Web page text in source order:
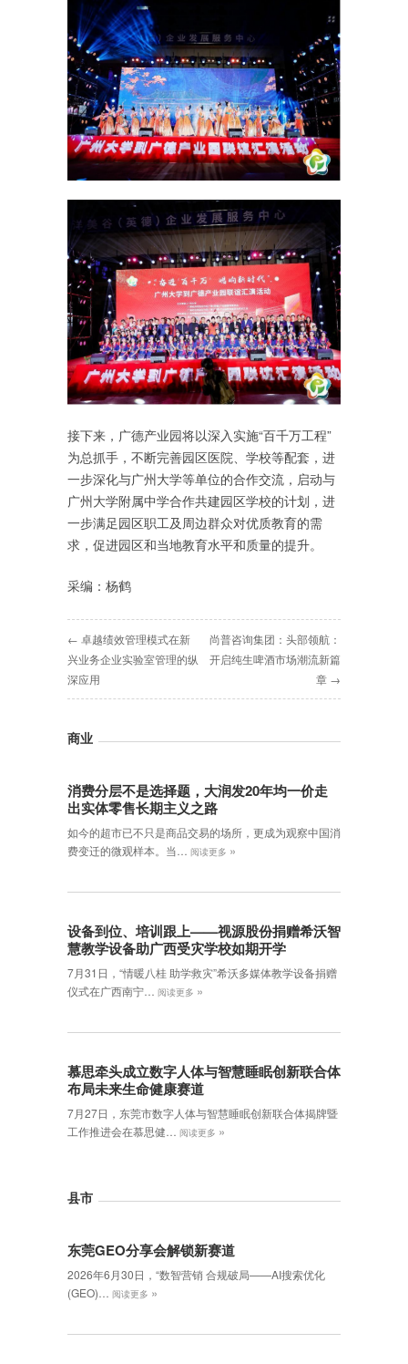
接下来，广德产业园将以深入实施“百千万工程”
为总抓手，不断完善园区医院、学校等配套，进
一步深化与广州大学等单位的合作交流，启动与
广州大学附属中学合作共建园区学校的计划，进
一步满足园区职工及周边群众对优质教育的需
求，促进园区和当地教育水平和质量的提升。
采编：杨鹤
← 卓越绩效管理模式在新
兴业务企业实验室管理的纵
深应用
尚普咨询集团：头部领航：
开启纯生啤酒市场潮流新篇
章 →
商业
消费分层不是选择题，大润发20年均一价走
出实体零售长期主义之路
如今的超市已不只是商品交易的场所，更成为观察中国消
费变迁的微观样本。当…
阅读更多 »
设备到位、培训跟上——视源股份捐赠希沃智
慧教学设备助广西受灾学校如期开学
7月31日，“情暖八桂 助学救灾”希沃多媒体教学设备捐赠
仪式在广西南宁…
阅读更多 »
慕思牵头成立数字人体与智慧睡眠创新联合体
布局未来生命健康赛道
7月27日，东莞市数字人体与智慧睡眠创新联合体揭牌暨
工作推进会在慕思健…
阅读更多 »
县市
东莞GEO分享会解锁新赛道
2026年6月30日，‌“数智营销 合规破局——AI搜索优化
(GEO)…
阅读更多 »